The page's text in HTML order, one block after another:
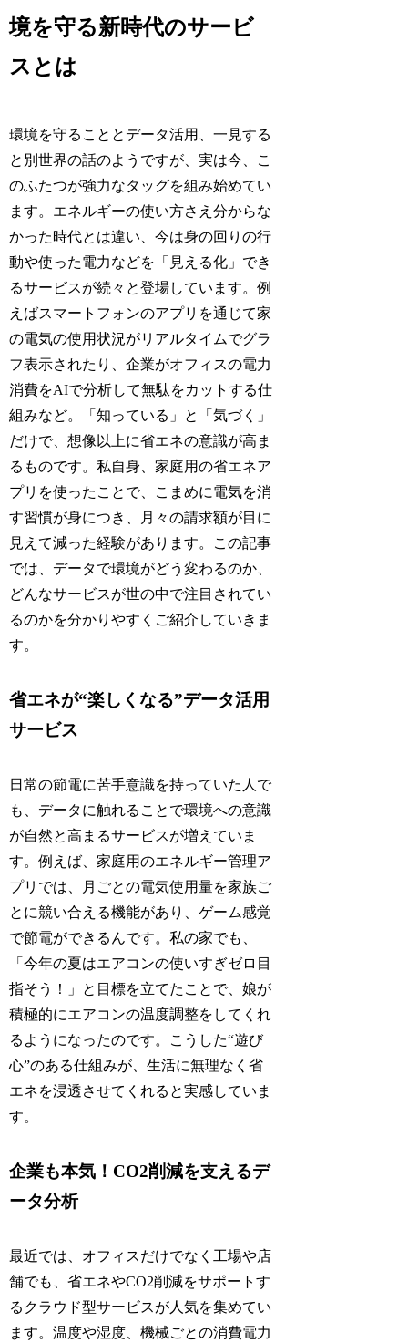
境を守る新時代のサービ
スとは
環境を守ることとデータ活用、一見する
と別世界の話のようですが、実は今、こ
のふたつが強力なタッグを組み始めてい
ます。エネルギーの使い方さえ分からな
かった時代とは違い、今は身の回りの行
動や使った電力などを「見える化」でき
るサービスが続々と登場しています。例
えばスマートフォンのアプリを通じて家
の電気の使用状況がリアルタイムでグラ
フ表示されたり、企業がオフィスの電力
消費をAIで分析して無駄をカットする仕
組みなど。「知っている」と「気づく」
だけで、想像以上に省エネの意識が高ま
るものです。私自身、家庭用の省エネア
プリを使ったことで、こまめに電気を消
す習慣が身につき、月々の請求額が目に
見えて減った経験があります。この記事
では、データで環境がどう変わるのか、
どんなサービスが世の中で注目されてい
るのかを分かりやすくご紹介していきま
す。
省エネが“楽しくなる”データ活用
サービス
日常の節電に苦手意識を持っていた人で
も、データに触れることで環境への意識
が自然と高まるサービスが増えていま
す。例えば、家庭用のエネルギー管理ア
プリでは、月ごとの電気使用量を家族ご
とに競い合える機能があり、ゲーム感覚
で節電ができるんです。私の家でも、
「今年の夏はエアコンの使いすぎゼロ目
指そう！」と目標を立てたことで、娘が
積極的にエアコンの温度調整をしてくれ
るようになったのです。こうした“遊び
心”のある仕組みが、生活に無理なく省
エネを浸透させてくれると実感していま
す。
企業も本気！CO2削減を支えるデ
ータ分析
最近では、オフィスだけでなく工場や店
舗でも、省エネやCO2削減をサポートす
るクラウド型サービスが人気を集めてい
ます。温度や湿度、機械ごとの消費電力